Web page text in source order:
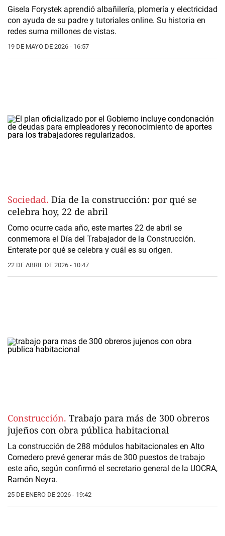
Gisela Forystek aprendió albañilería, plomería y electricidad
con ayuda de su padre y tutoriales online. Su historia en
redes suma millones de vistas.
19 DE MAYO DE 2026 - 16:57
Sociedad. Día de la construcción: por qué se
celebra hoy, 22 de abril
Como ocurre cada año, este martes 22 de abril se
conmemora el Día del Trabajador de la Construcción.
Enterate por qué se celebra y cuál es su origen.
22 DE ABRIL DE 2026 - 10:47
Construcción. Trabajo para más de 300 obreros
jujeños con obra pública habitacional
La construcción de 288 módulos habitacionales en Alto
Comedero prevé generar más de 300 puestos de trabajo
este año, según confirmó el secretario general de la UOCRA,
Ramón Neyra.
25 DE ENERO DE 2026 - 19:42